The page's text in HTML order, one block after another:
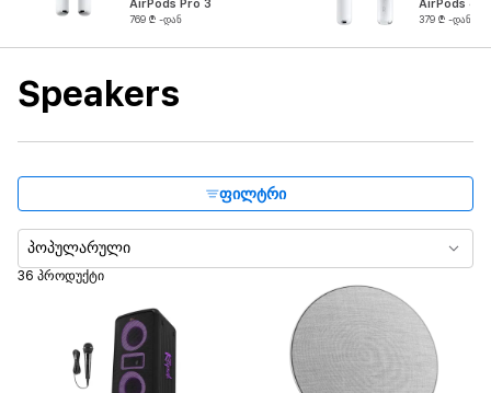
AirPods Pro 3
769 ₾ -დან
AirPods 4
379 ₾ -დან
Speakers
ფილტრი
პროდუქტის ტიპი
სიმძლავრე
Მარტივი ფერი
აკუმულატორის დენის ტევადობა
Output Power
36 პროდუქტი
პოპულარული